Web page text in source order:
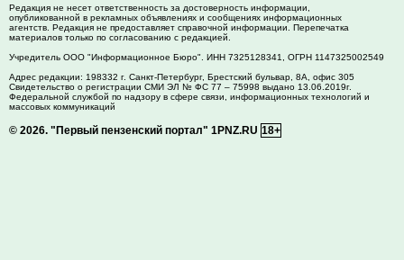
Редакция не несет ответственность за достоверность информации,
опубликованной в рекламных объявлениях и сообщениях информационных
агентств. Редакция не предоставляет справочной информации. Перепечатка
материалов только по согласованию с редакцией.
Учредитель ООО "Информационное Бюро". ИНН 7325128341, ОГРН 1147325002549
Адрес редакции: 198332 г. Санкт-Петербург, Брестский бульвар, 8А, офис 305
Свидетельство о регистрации СМИ ЭЛ № ФС 77 – 75998 выдано 13.06.2019г.
Федеральной службой по надзору в сфере связи, информационных технологий и
массовых коммуникаций
© 2026. "Первый пензенский портал" 1PNZ.RU 18+